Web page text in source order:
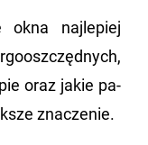
okna naj­le­piej
oraz jakie pa­
zna­cze­nie.